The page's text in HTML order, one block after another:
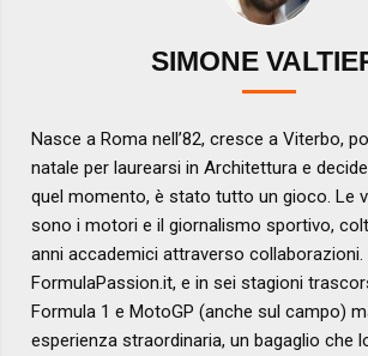
SIMONE
Nasce a Roma nell’82, cresce a Viterbo,
natale per laurearsi in Architettura e
quel momento, è stato tutto un gioco. Le
sono i motori e il giornalismo sportivo,
anni accademici attraverso collaborazioni.
FormulaPassion.it, e in sei stagioni
Formula 1 e MotoGP (anche sul campo)
esperienza straordinaria, un bagaglio che